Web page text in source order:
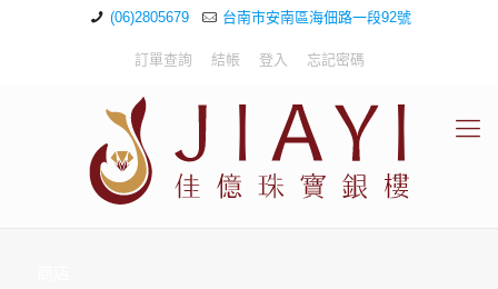
(06)2805679 台南市安南區海佃路一段92號
訂單查詢 結帳 登入 忘記密碼